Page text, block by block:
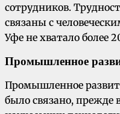
сотрудников.
связаны с
Уфе не хватало более
Промышленное
Промышленное
было связано, прежде